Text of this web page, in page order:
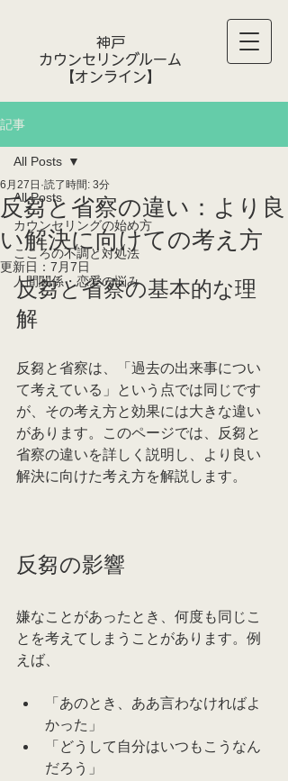
神戸
カウンセリングルーム
​【オンライン】
記事
All Posts
カウンセリングの始め方
こころの不調と対処法
人間関係・恋愛の悩み
All Posts
反芻と省察の違い：より良
い解決に向けての考え方
6月27日 読了時間: 3分
更新日： 7月7日
反芻と省察の基本的な理
解
反芻と省察は、「過去の出来事につい
て考えている」という点では同じです
が、その考え方と効果には大きな違い
があります。このページでは、反芻と
省察の違いを詳しく説明し、より良い
解決に向けた考え方を解説します。
反芻の影響
嫌なことがあったとき、何度も同じこ
とを考えてしまうことがあります。例
えば、
「あのとき、ああ言わなければよ
かった」
「どうして自分はいつもこうなん
だろう」